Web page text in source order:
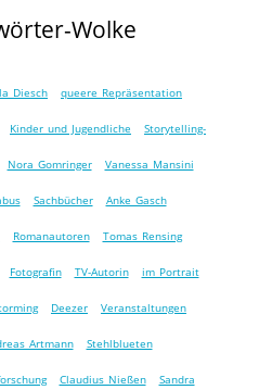
Wolke
Diesch queere Repräsentation
Kinder und Jugendliche Storytelling-
Nora Gomringer Vanessa Mansini
Sachbücher Anke Gasch
Romanautoren Tomas Rensing
Fotografin TV-Autorin im Portrait
Deezer Veranstaltungen
Artmann Stehlblueten
Claudius Nießen Sandra